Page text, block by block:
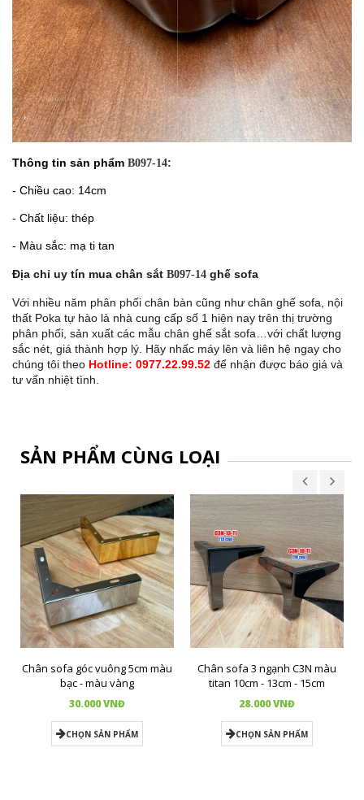
Thông tin sản phẩm B097-14:
- Chiều cao: 14cm
- Chất liệu: thép
- Màu sắc: mạ ti tan
Địa chỉ uy tín mua chân sắt B097-14 ghế sofa
Với nhiều năm phân phối chân bàn cũng như chân ghế sofa, nội
thất Poka tự hào là nhà cung cấp số 1 hiện nay trên thị trường
phân phối, sản xuất các mẫu chân ghế sắt sofa…với chất lượng
sắc nét, giá thành hợp lý. Hãy nhấc máy lên và liên hệ ngay cho
chúng tôi theo Hotline: 0977.22.99.52 để nhận được báo giá và
tư vấn nhiệt tình.
SẢN PHẨM CÙNG LOẠI
Chân sofa góc vuông 5cm màu
bạc - màu vàng
30.000 VNĐ
CHỌN SẢN PHẨM
Chân sofa 3 ngạnh C3N màu
titan 10cm - 13cm - 15cm
28.000 VNĐ
CHỌN SẢN PHẨM